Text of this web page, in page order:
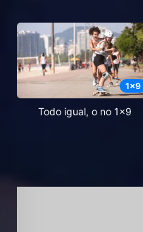
1x9
Todo igual, o no 1x9